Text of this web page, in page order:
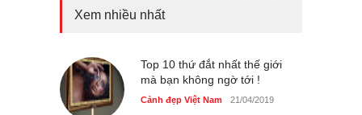
Cảnh đẹp Việt Nam 24/04/2020
Những món ăn đồng quê
Xem nhiều nhất
Top 10 thứ đắt nhất thế giới
mà bạn không ngờ tới !
Cảnh đẹp Việt Nam 21/04/2019